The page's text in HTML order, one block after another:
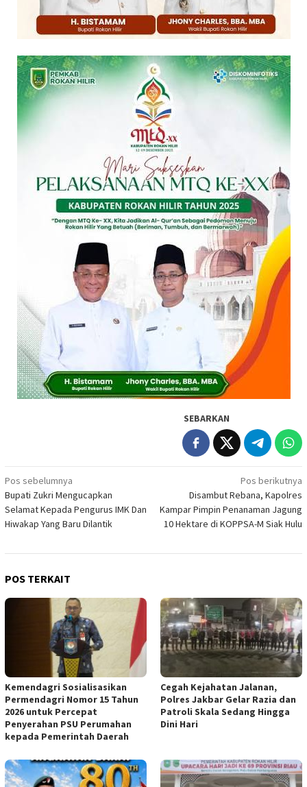
SEBARKAN
Navigasi
pos
Pos sebelumnya
Bupati Zukri Mengucapkan
Selamat Kepada Pengurus IMK Dan
Hiwakap Yang Baru Dilantik
Pos berikutnya
Disambut Rebana, Kapolres
Kampar Pimpin Penanaman Jagung
10 Hektare di KOPPSA-M Siak Hulu
POS TERKAIT
Kemendagri Sosialisasikan
Permendagri Nomor 15 Tahun
2026 untuk Percepat
Penyerahan PSU Perumahan
kepada Pemerintah Daerah
Cegah Kejahatan Jalanan,
Polres Jakbar Gelar Razia dan
Patroli Skala Sedang Hingga
Dini Hari